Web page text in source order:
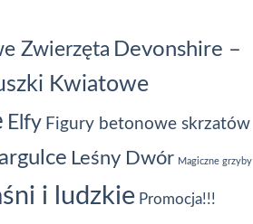
Zwierzęta Devonshire –
Kwiatowe
Elfy Figury betonowe skrzatów
Leśny Dwór Magiczne grzyby
i ludzkie Promocja!!!